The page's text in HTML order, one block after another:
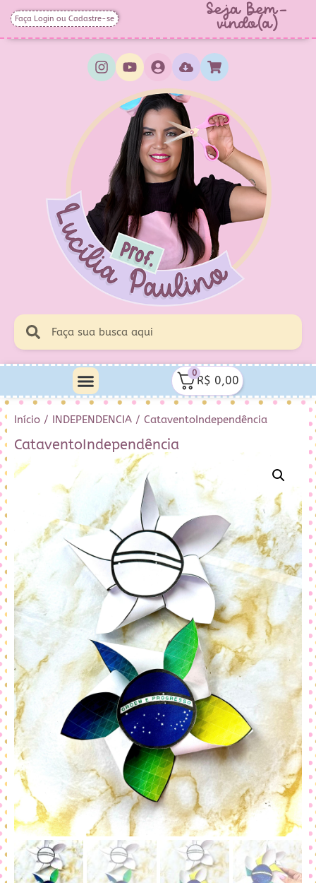
Faça Login ou Cadastre-se Seja Bem-
vindo(a)
0
R$ 0,00
Início / INDEPENDENCIA / CataventoIndependência
CataventoIndependência